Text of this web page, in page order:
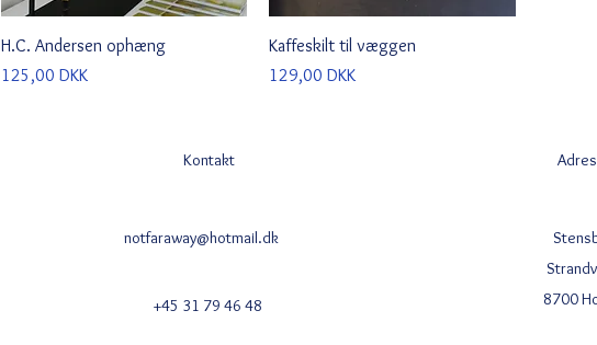
Schnellansicht
H.C. Andersen ophæng
Preis
125,00 DKK
Schnellansicht
Kaffeskilt til væggen
Preis
129,00 DKK
Kontakt
notfaraway@hotmail.dk
+45 31 79 46 48
8700